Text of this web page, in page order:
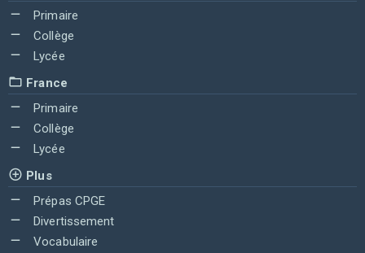
Primaire
Collège
Lycée
France
Primaire
Collège
Lycée
Plus
Prépas CPGE
Divertissement
Vocabulaire